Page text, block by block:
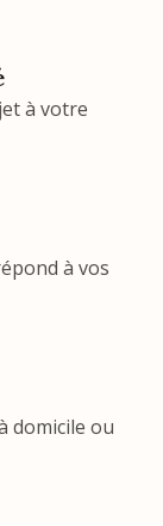
à votre
à vos
domicile ou